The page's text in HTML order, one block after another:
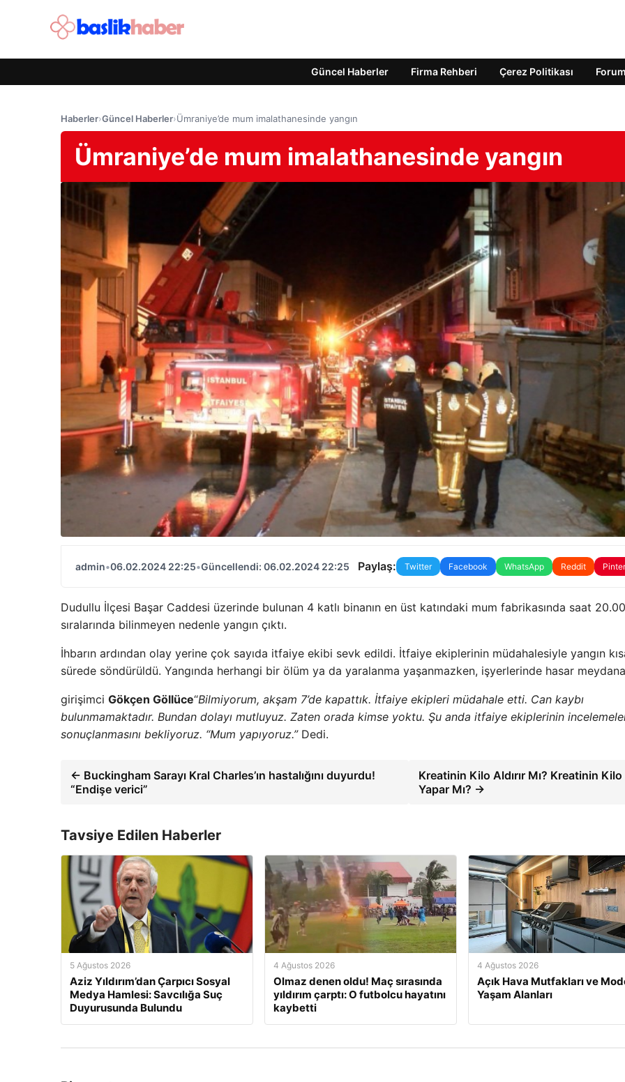
Güncel Haberler Firma Rehberi Çerez Politikası Forum
Haberler›Güncel Haberler›Ümraniye’de mum imalathanesinde yangın
Ümraniye’de mum imalathanesinde yangın
admin•06.02.2024 22:25•Güncellendi: 06.02.2024 22:25 Paylaş: Twitter Facebook WhatsApp Reddit
Dudullu İlçesi Başar Caddesi üzerinde bulunan 4 katlı binanın en üst katındaki mum fabrikasında saat 20.00
sıralarında bilinmeyen nedenle yangın çıktı.
İhbarın ardından olay yerine çok sayıda itfaiye ekibi sevk edildi. İtfaiye ekiplerinin müdahalesiyle yangın
sürede söndürüldü. Yangında herhangi bir ölüm ya da yaralanma yaşanmazken, işyerlerinde hasar
girişimci Gökçen Göllüce“Bilmiyorum, akşam 7’de kapattık. İtfaiye ekipleri müdahale etti. Can kaybı
bulunmamaktadır. Bundan dolayı mutluyuz. Zaten orada kimse yoktu. Şu anda itfaiye ekiplerinin
sonuçlanmasını bekliyoruz. “Mum yapıyoruz.”Dedi.
← Buckingham Sarayı Kral Charles’ın hastalığını duyurdu!
“Endişe verici”
Kreatinin Kilo Aldırır Mı? Kreatinin Kilo
Yapar Mı? →
Tavsiye Edilen Haberler
5 Ağustos 2026
Aziz Yıldırım’dan Çarpıcı Sosyal
Medya Hamlesi: Savcılığa Suç
Duyurusunda Bulundu
4 Ağustos 2026
Olmaz denen oldu! Maç sırasında
yıldırım çarptı: O futbolcu hayatını
kaybetti
4 Ağustos 2026
Açık Hava Mutfakları ve
Yaşam Alanları